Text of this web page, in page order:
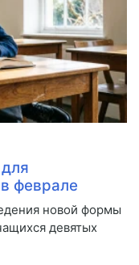
феврале
новой формы
девятых